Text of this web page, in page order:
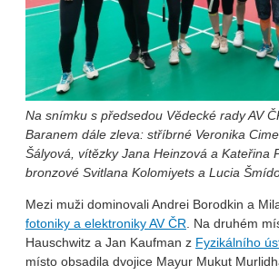
Na snímku s předsedou Vědecké rady AV
Baranem dále zleva: stříbrné Veronika
Šályová, vítězky Jana Heinzová a Kateřina
bronzové Svitlana Kolomiyets a Lucia
Mezi muži dominovali Andrei Borodkin a
fotoniky a elektroniky AV ČR . Na druhém
Hauschwitz a Jan Kaufman z Fyzikálního
místo obsadila dvojice Mayur Mukut